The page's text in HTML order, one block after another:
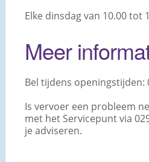
Elke dinsdag van 10.00 tot
Meer
Bel tijdens openingstijden:
Is vervoer een probleem
met het Servicepunt via
je adviseren.